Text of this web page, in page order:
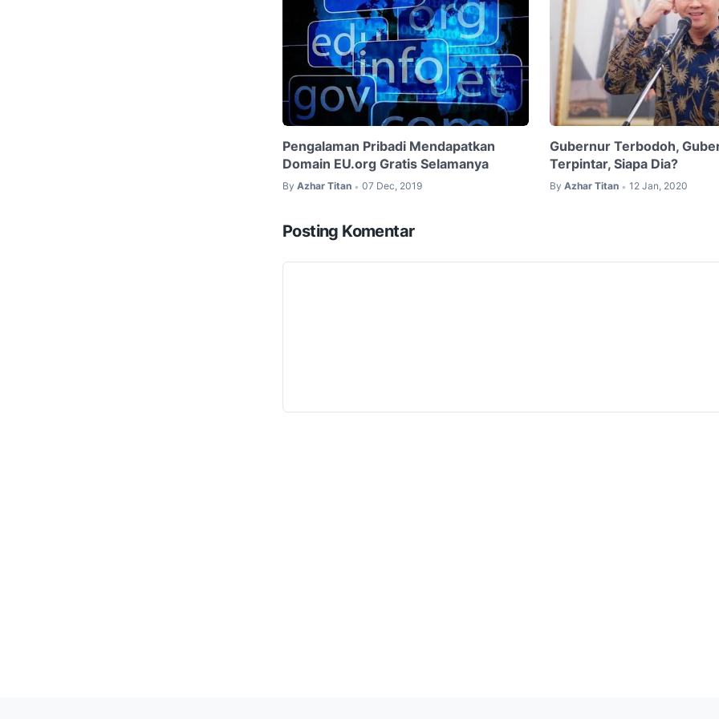
Pengalaman Pribadi Mendapatkan
Domain EU.org Gratis Selamanya
By Azhar Titan • 07 Dec, 2019
Gubernur Terbodoh,
Terpintar, Siapa Dia?
By Azhar Titan • 12 Jan, 2020
Posting Komentar